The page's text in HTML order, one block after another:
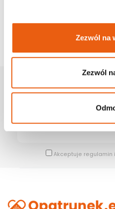
Zezwól na
Zezwól
Zapisz Się
Akceptuje regulamin i